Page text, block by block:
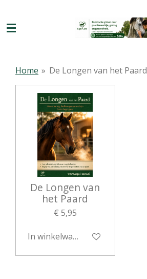
direct
naar
Home » De Longen van het Paard
De Longen van
het Paard
€ 5,95
In winkelwagen